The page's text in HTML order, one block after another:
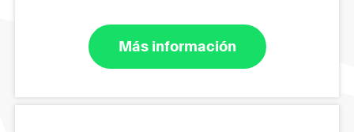
Más información